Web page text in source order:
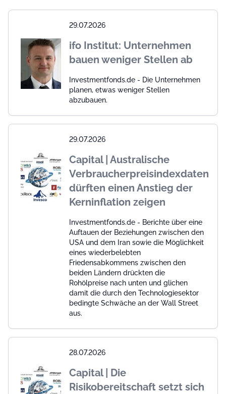
29.07.2026
ifo Institut: Unternehmen
bauen weniger Stellen ab
Investmentfonds.de - Die Unternehmen
planen, etwas weniger Stellen
abzubauen.
29.07.2026
Capital | Australische
Verbraucherpreisindexdaten
dürften einen Anstieg der
Kerninflation zeigen
Investmentfonds.de - Berichte über eine
Auftauen der Beziehungen zwischen den
USA und dem Iran sowie die Möglichkeit
eines wiederbelebten
Friedensabkommens zwischen den
beiden Ländern drückten die
Rohölpreise nach unten und glichen
damit die durch den Technologiesektor
bedingte Schwäche an der Wall Street
aus.
28.07.2026
Capital | Die
Risikobereitschaft setzt sich